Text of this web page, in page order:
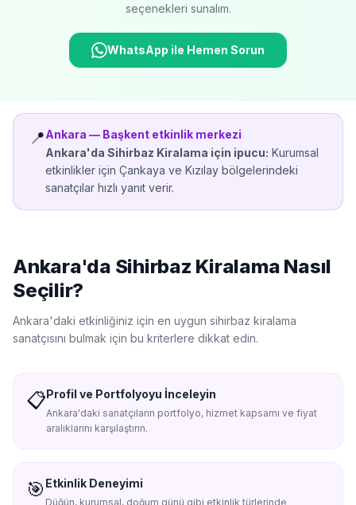
seçenekleri sunalım.
WhatsApp ile Hemen Sorun
📍Ankara — Başkent etkinlik merkezi
Ankara'da Sihirbaz Kiralama için ipucu: Kurumsal
etkinlikler için Çankaya ve Kızılay bölgelerindeki
sanatçılar hızlı yanıt verir.
Ankara'da Sihirbaz Kiralama Nasıl
Seçilir?
Ankara'daki etkinliğiniz için en uygun sihirbaz kiralama
sanatçısını bulmak için bu kriterlere dikkat edin.
📋Profil ve Portfolyoyu İnceleyin
Ankara'daki sanatçıların portfolyo, hizmet kapsamı ve fiyat
aralıklarını karşılaştırın.
🎯 Etkinlik Deneyimi
Düğün, kurumsal, doğum günü gibi etkinlik türlerinde